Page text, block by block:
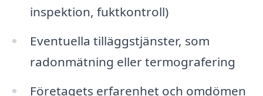
inspektion, fuktkontroll)
Eventuella tilläggstjänster, som
radonmätning eller termografering
Företagets erfarenhet och omdömen